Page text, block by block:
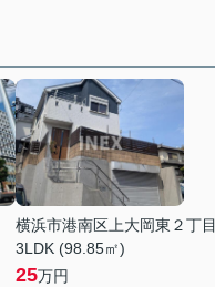
横浜市港南区上大岡東２丁目
3LDK (98.85㎡)
25万円